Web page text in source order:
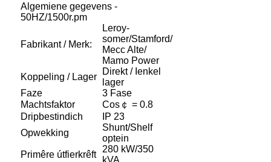
Algemiene gegevens -
50HZ/1500r.pm
Fabrikant / Merk:
Leroy-
somer/Stamford/
Mecc Alte/
Mamo Power
Koppeling / Lager
Direkt / Ienkel
lager
Faze
3 Fase
Machtsfaktor
Cos￠ = 0.8
Dripbestindich
IP 23
Opwekking
Shunt/Shelf
optein
Primêre útfierkrêft
280 kW/350
kVA